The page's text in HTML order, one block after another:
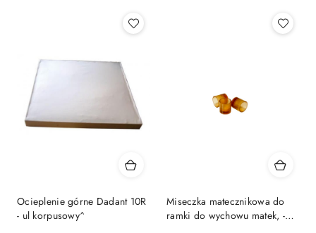
Ocieplenie górne Dadant 10R
- ul korpusowy^
Miseczka matecznikowa do
ramki do wychowu matek, -